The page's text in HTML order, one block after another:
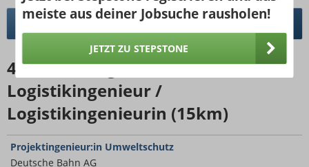
DETAILLIERTER GEHALTSVERGLEICH
40298Jobangebotefür
Logistikingenieur /
Logistikingenieurin (15km)
Projektingenieur:in Umweltschutz
Deutsche Bahn AG
meiste aus deiner Jobsuche rausholen!
JETZT ZU STEPSTONE